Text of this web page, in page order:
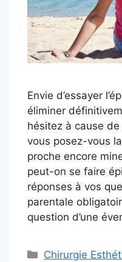
Envie d’essayer
éliminer
hésitez à cause
vous posez-vous
proche encore
peut-on se faire
réponses à vos
parentale
question d’une
Catégories
Chirurgie